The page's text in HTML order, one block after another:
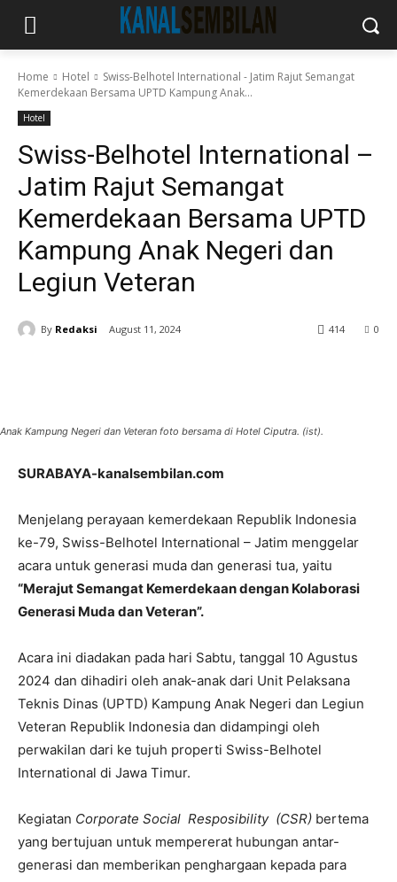
Home Hotel
Swiss-Belhotel International - Jatim Rajut Semangat
Kemerdekaan Bersama UPTD Kampung Anak...
Hotel
Swiss-Belhotel International –
Jatim Rajut Semangat
Kemerdekaan Bersama UPTD
Kampung Anak Negeri dan
Legiun Veteran
By Redaksi August 11, 2024 0
414
Anak Kampung Negeri dan Veteran foto bersama di Hotel Ciputra. (ist).
SURABAYA-kanalsembilan.com
Menjelang perayaan kemerdekaan Republik Indonesia
ke-79, Swiss-Belhotel International – Jatim menggelar
acara untuk generasi muda dan generasi tua, yaitu
“Merajut Semangat Kemerdekaan dengan Kolaborasi
Generasi Muda dan Veteran”.
Acara ini diadakan pada hari Sabtu, tanggal 10 Agustus
2024 dan dihadiri oleh anak-anak dari Unit Pelaksana
Teknis Dinas (UPTD) Kampung Anak Negeri dan Legiun
Veteran Republik Indonesia dan didampingi oleh
perwakilan dari ke tujuh properti Swiss-Belhotel
International di Jawa Timur.
Kegiatan Corporate Social Resposibility (CSR) bertema
yang bertujuan untuk mempererat hubungan antar-
generasi dan memberikan penghargaan kepada para